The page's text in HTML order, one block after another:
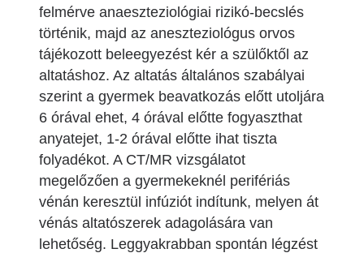
felmérve anaeszteziológiai rizikó-becslés
történik, majd az aneszteziológus orvos
tájékozott beleegyezést kér a szülőktől az
altatáshoz. Az altatás általános szabályai
szerint a gyermek beavatkozás előtt utoljára
6 órával ehet, 4 órával előtte fogyaszthat
anyatejet, 1-2 órával előtte ihat tiszta
folyadékot. A CT/MR vizsgálatot
megelőzően a gyermekeknél perifériás
vénán keresztül infúziót indítunk, melyen át
vénás altatószerek adagolására van
lehetőség. Leggyakrabban spontán légzést